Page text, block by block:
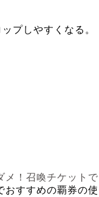
プしやすくなる。
メ！召喚チケットで
おすすめの覇券の使